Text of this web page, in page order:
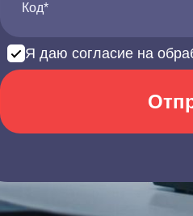
Код*
Я даю согласие на